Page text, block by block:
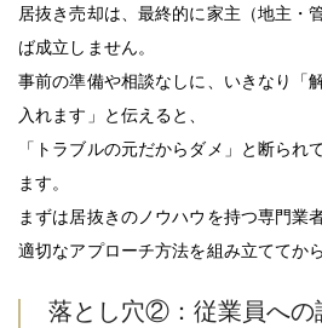
居抜き売却は、最終的に家主（地主・
ば成立しません。
事前の準備や相談なしに、いきなり「
入れます」と伝えると、
「トラブルの元だからダメ」と断られ
ます。
まずは居抜きのノウハウを持つ専門業
適切なアプローチ方法を組み立ててか
落とし穴②：従業員への